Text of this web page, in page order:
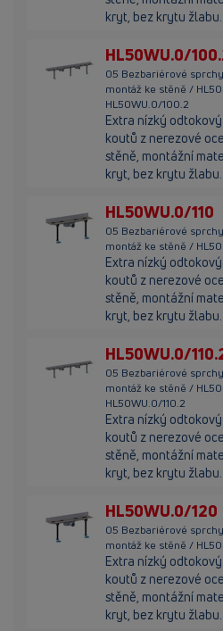
kryt, bez krytu
HL50WU.0/
05 Bezbariérové
montáž ke stěně /
HL50WU.0/100.2
Extra nízký
koutů z nerezové
stěně, montážní
kryt, bez krytu
HL50WU.0/110
05 Bezbariérové
montáž ke stěně /
Extra nízký
koutů z nerezové
stěně, montážní
kryt, bez krytu
HL50WU.0/
05 Bezbariérové
montáž ke stěně /
HL50WU.0/110.2
Extra nízký
koutů z nerezové
stěně, montážní
kryt, bez krytu
HL50WU.0/120
05 Bezbariérové
montáž ke stěně /
Extra nízký
koutů z nerezové
stěně, montážní
kryt, bez krytu